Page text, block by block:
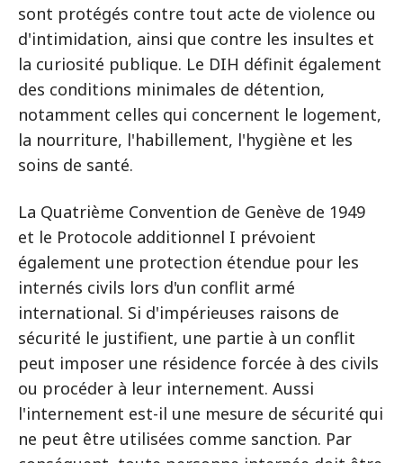
sont protégés contre tout acte de violence ou
d'intimidation, ainsi que contre les insultes et
la curiosité publique. Le DIH définit également
des conditions minimales de détention,
notamment celles qui concernent le logement,
la nourriture, l'habillement, l'hygiène et les
soins de santé.
La Quatrième Convention de Genève de 1949
et le Protocole additionnel I prévoient
également une protection étendue pour les
internés civils lors d'un conflit armé
international. Si d'impérieuses raisons de
sécurité le justifient, une partie à un conflit
peut imposer une résidence forcée à des civils
ou procéder à leur internement. Aussi
l'internement est-il une mesure de sécurité qui
ne peut être utilisées comme sanction. Par